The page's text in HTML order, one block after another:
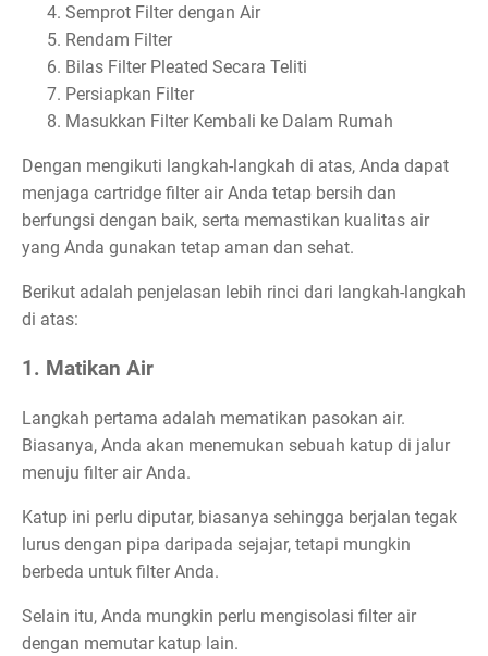
Semprot Filter dengan Air
Rendam Filter
Bilas Filter Pleated Secara Teliti
Persiapkan Filter
Masukkan Filter Kembali ke Dalam Rumah
Dengan mengikuti langkah-langkah di atas, Anda dapat
menjaga cartridge filter air Anda tetap bersih dan
berfungsi dengan baik, serta memastikan kualitas air
yang Anda gunakan tetap aman dan sehat.
Berikut adalah penjelasan lebih rinci dari langkah-langkah
di atas:
1. Matikan Air
Langkah pertama adalah mematikan pasokan air.
Biasanya, Anda akan menemukan sebuah katup di jalur
menuju filter air Anda.
Katup ini perlu diputar, biasanya sehingga berjalan tegak
lurus dengan pipa daripada sejajar, tetapi mungkin
berbeda untuk filter Anda.
Selain itu, Anda mungkin perlu mengisolasi filter air
dengan memutar katup lain.